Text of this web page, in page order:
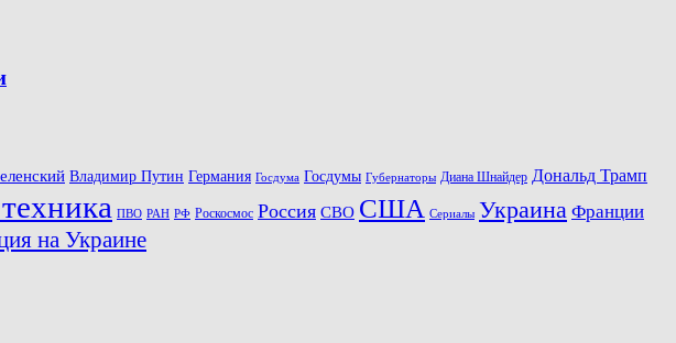
Владимир Путин Германия Госдума Госдумы Губернаторы Диана Шнайдер Дональд Трамп
ПВО РАН РФ Роскосмос Россия СВО США Сериалы Украина Франции
на Украине